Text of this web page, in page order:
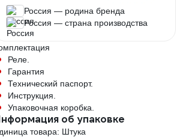
Россия — родина бренда
Россия — страна производства
Реле.
Гарантия
Технический паспорт.
Инструкция.
Упаковочная коробка.
об упаковке
товара: Штука